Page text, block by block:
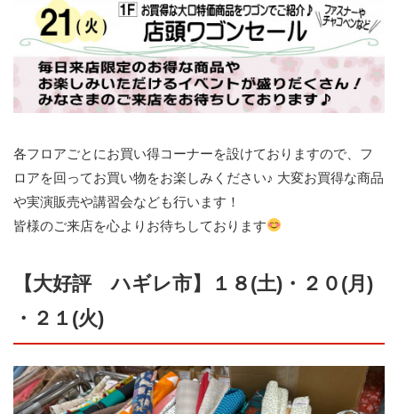
各フロアごとにお買い得コーナーを設けておりますので、フ
ロアを回ってお買い物をお楽しみください♪ 大変お買得な商品
や実演販売や講習会なども行います！
皆様のご来店を心よりお待ちしております
【大好評 ハギレ市】１８(土)・２０(月)
・２１(火)